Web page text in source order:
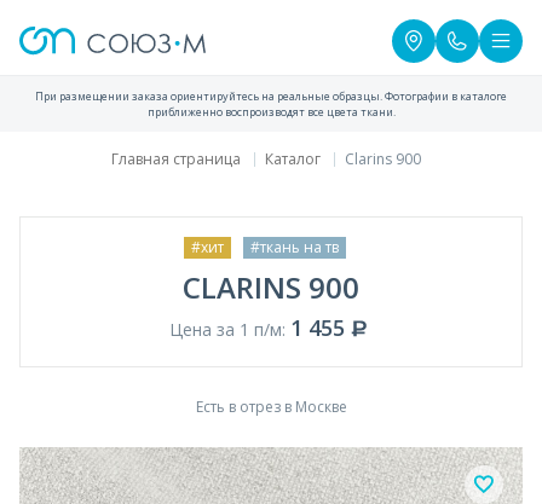
При размещении заказа ориентируйтесь на реальные образцы. Фотографии в каталоге
приближенно воспроизводят все цвета ткани.
Главная страница Каталог Clarins 900
#хит #ткань на тв
CLARINS 900
Цена за 1 п/м: 1 455
Есть в отрез в Москве